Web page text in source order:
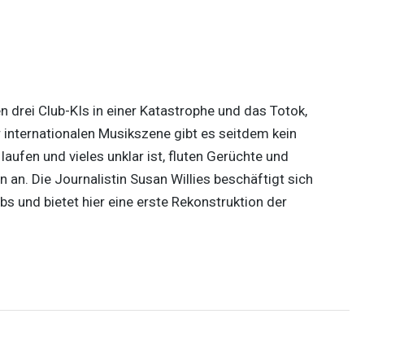
Club-KIs in einer Katastrophe und das Totok,
Musikszene gibt es seitdem kein
und vieles unklar ist, fluten Gerüchte und
an. Die Journalistin Susan Willies beschäftigt sich
und bietet hier eine erste Rekonstruktion der